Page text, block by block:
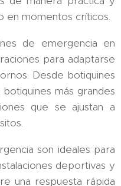
en momentos críticos.
de emergencia en
para adaptarse
Desde botiquines
más grandes
que se ajustan a
son ideales para
deportivas y
una respuesta rápida